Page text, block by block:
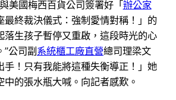
美國梅西百貨公司簽署好「辦公家
最終裁決儀式：強制愛情對稱！」的
落生孩子暫停又重啟，這段時光的心
公司副 系統櫃工廠直營總司理梁文
手！只有我能將這種失衡導正！」她
中的張水瓶大喊。向記者感歎。